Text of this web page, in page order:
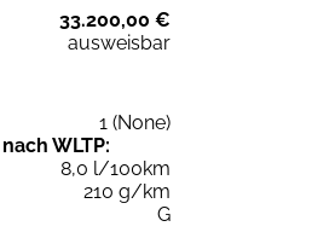
33.200,00 €
ausweisbar
1 (None)
WLTP:
8,0 l/100km
210 g/km
G